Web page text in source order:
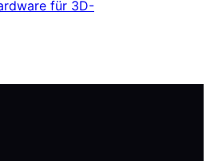
für 3D-